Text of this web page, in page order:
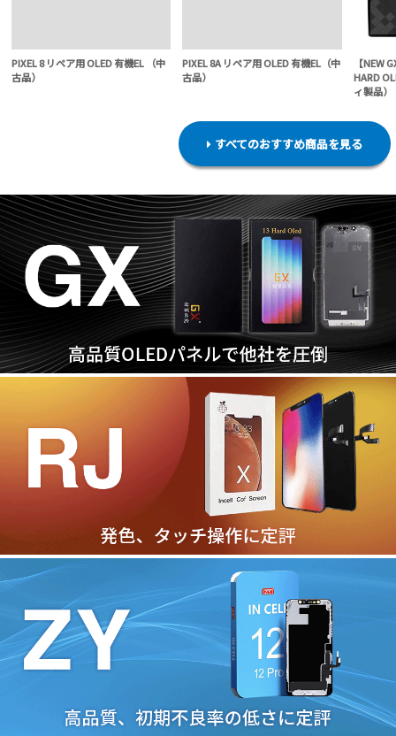
PIXEL 8 リペア用 OLED 有機EL （中
古品）
PIXEL 8A リペア用 OLED 有機EL（中
古品）
【NEW
HARD
ィ製品）
すべてのおすすめ商品を見る